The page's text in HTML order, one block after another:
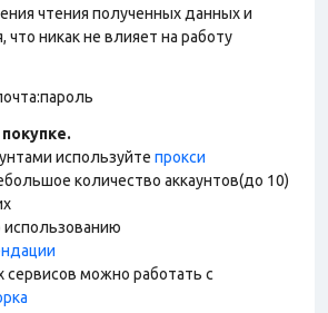
чтения полученных данных и
что никак не влияет на работу
используйте прокси
количество аккаунтов(до 10)
сервисов можно работать с